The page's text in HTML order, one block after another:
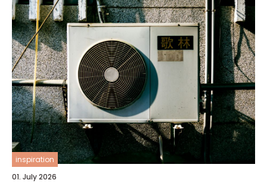
inspiration
01. July 2026